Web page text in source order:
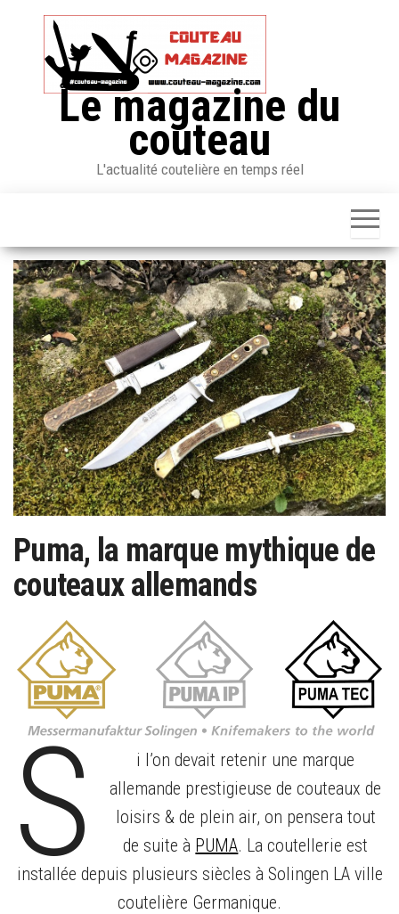
Le magazine du
couteau
L'actualité coutelière en temps réel
Puma, la marque mythique de
couteaux allemands
S
i l’on devait retenir une marque
allemande prestigieuse de couteaux de
loisirs & de plein air, on pensera tout
de suite à PUMA. La coutellerie est
installée depuis plusieurs siècles à Solingen LA ville
coutelière Germanique.